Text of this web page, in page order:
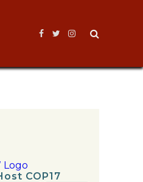
Facebook
TwitterInstagram